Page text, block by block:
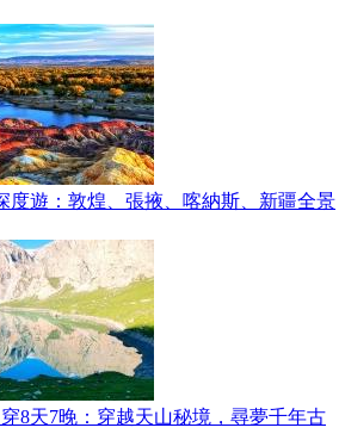
度遊：敦煌、張掖、喀納斯、新疆全景
8天7晚：穿越天山秘境，尋夢千年古